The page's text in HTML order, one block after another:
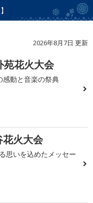
2026年8月7日 更新
苑花火大会
感動と音楽の祭典
花火大会
思いを込めたメッセー